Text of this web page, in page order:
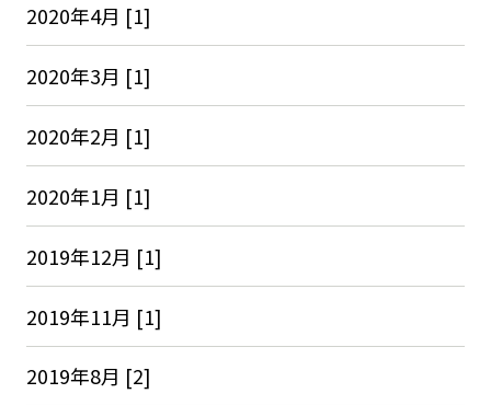
2020年4月 [1]
2020年3月 [1]
2020年2月 [1]
2020年1月 [1]
2019年12月 [1]
2019年11月 [1]
2019年8月 [2]